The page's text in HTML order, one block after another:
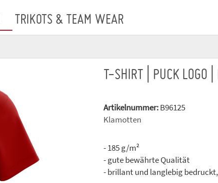
TRIKOTS & TEAM WEAR
T-SHIRT | PUCK LOGO
Artikelnummer:B96125
Klamotten
- 185 g/m²
- gute bewährte Qualität
- brillant und langlebig